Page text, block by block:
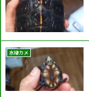
水棲カメ